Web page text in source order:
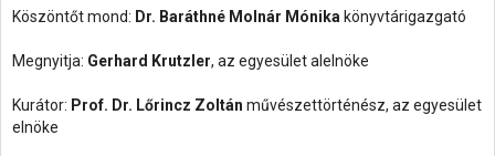
Köszöntőt mond: Dr. Baráthné Molnár Mónika könyvtárigazgató
Megnyitja: Gerhard Krutzler, az egyesület alelnöke
Kurátor: Prof. Dr. Lőrincz Zoltán művészettörténész, az egyesület
elnöke